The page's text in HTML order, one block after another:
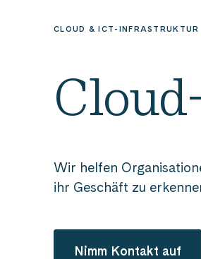
Digitalisierung.
CLOUD & ICT-INFRASTRUKTUR
Wir helfen
ihr Geschäft zu
Nimm Kontakt auf